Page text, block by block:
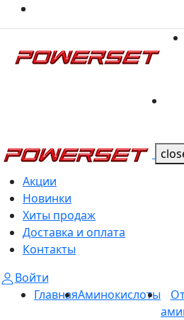
Акции
Новинки
Хиты продаж
Доставка и оплата
Контакты
Войти
ГлавнаяАминокислоты